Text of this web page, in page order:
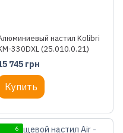
настил Kolibri
330DXL (25.010.0.21)
745 грн
Купить
6